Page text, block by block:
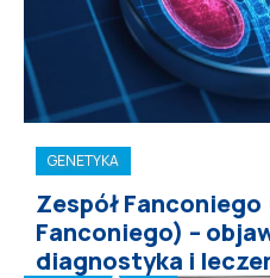
GENETYKA
Zespół
Fanconiego) –
diagnostyka i